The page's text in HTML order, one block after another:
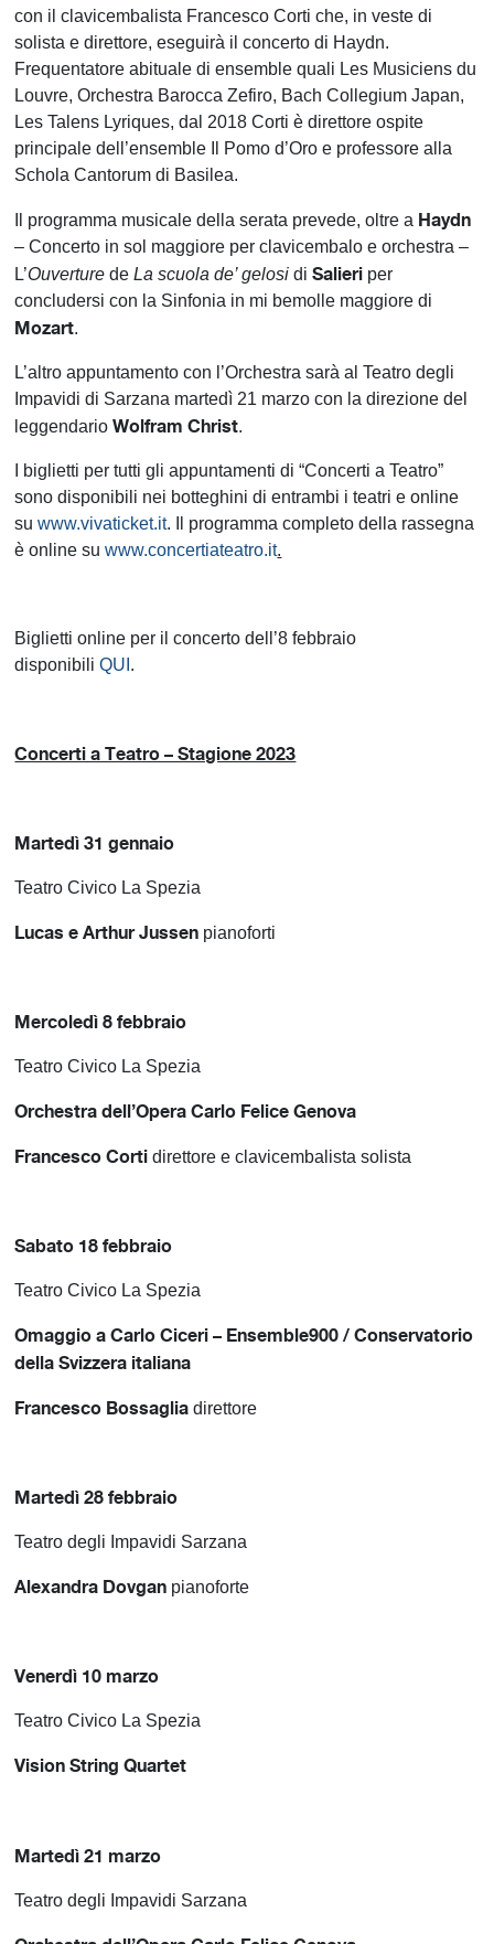
con il clavicembalista Francesco Corti che, in veste di
solista e direttore, eseguirà il concerto di Haydn.
Frequentatore abituale di ensemble quali Les Musiciens du
Louvre, Orchestra Barocca Zefiro, Bach Collegium Japan,
Les Talens Lyriques, dal 2018 Corti è direttore ospite
principale dell’ensemble Il Pomo d’Oro e professore alla
Schola Cantorum di Basilea.
Il programma musicale della serata prevede, oltre a Haydn
– Concerto in sol maggiore per clavicembalo e orchestra –
L’Ouverture deLa scuola de’ gelosidiSalieri per
concludersi con la Sinfonia in mi bemolle maggiore di
Mozart.
L’altro appuntamento con l’Orchestra sarà al Teatro degli
Impavidi di Sarzana martedì 21 marzo con la direzione del
leggendarioWolfram Christ.
I biglietti per tutti gli appuntamenti di “Concerti a Teatro”
sono disponibili nei botteghini di entrambi i teatri e online
suwww.vivaticket.it. Il programma completo della rassegna
è online suwww.concertiateatro.it.
Biglietti online per il concerto dell’8 febbraio
disponibiliQUI .
Concerti a Teatro – Stagione 2023
Martedì 31 gennaio
Teatro Civico La Spezia
Lucas e Arthur Jussen pianoforti
Mercoledì 8 febbraio
Teatro Civico La Spezia
Orchestra dell’Opera Carlo Felice Genova
Francesco Corti direttore e clavicembalista solista
Sabato 18 febbraio
Teatro Civico La Spezia
Omaggio a Carlo Ciceri – Ensemble900 / Conservatorio
della Svizzera italiana
Francesco Bossaglia direttore
Martedì 28 febbraio
Teatro degli Impavidi Sarzana
Alexandra Dovgan pianoforte
Venerdì 10 marzo
Teatro Civico La Spezia
Vision String Quartet
Martedì 21 marzo
Teatro degli Impavidi Sarzana